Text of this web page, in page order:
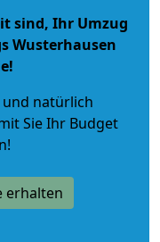
sind, Ihr Umzug
Wusterhausen
und natürlich
Sie Ihr Budget
erhalten